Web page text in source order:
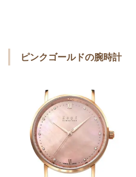
ピンクゴールドの腕時計